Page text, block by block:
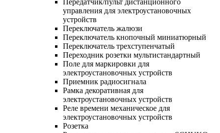
Передатчик/пульт дистанционного
управления для электроустановочных
устройств
Переключатель жалюзи
Переключатель кнопочный миниатюрный
Переключатель трехступенчатый
Переходник розетки мультистандартный
Поле для маркировки для
электроустановочных устройств
Приемник радиосигнала
Рамка декоративная для
электроустановочных устройств
Реле времени механическое для
электроустановочных устройств
Розетка